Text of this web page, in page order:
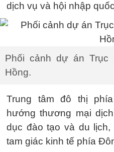
dịch vụ và hội nhập
Phối cảnh dự án Trục
Hồng.
Trung tâm đô thị
hướng thương mại
dục đào tạo và du
tam giác kinh tế phía